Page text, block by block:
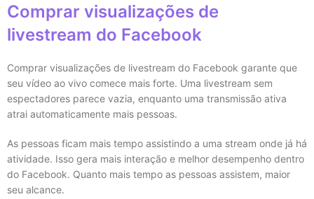
Comprar visualizações de
livestream do Facebook
Comprar visualizações de livestream do Facebook garante que
seu vídeo ao vivo comece mais forte. Uma livestream sem
espectadores parece vazia, enquanto uma transmissão ativa
atrai automaticamente mais pessoas.
As pessoas ficam mais tempo assistindo a uma stream onde já há
atividade. Isso gera mais interação e melhor desempenho dentro
do Facebook. Quanto mais tempo as pessoas assistem, maior
seu alcance.